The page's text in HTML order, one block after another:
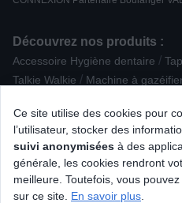
Ce site utilise des cookies pour
l’utilisateur, stocker des
suivi anonymisées à des
générale, les cookies rendront
meilleure. Toutefois, vous
sur ce site. En savoir plus
Découvrez nos produits :
Accessoire Hygiène dentaire /
Talkie Walkie / Machine à
Appareil photo reflex / Barbecue
Pack Cinéma 5.1 / Sèche-linge
Mini Chaîne Loisirs éducatifs
TV LED UHD / 4K /
Accessoire Nettoyage / Entretien